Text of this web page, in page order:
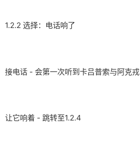
1.2.2 选择：电话响了
接电话 - 会第一次听到卡吕普索与阿克戎
让它响着 - 跳转至1.2.4